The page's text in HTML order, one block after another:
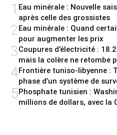
1 Eau minérale : Nouvelle
après celle des grossistes
2Eau minérale : Quand
pour augmenter les prix
3Coupures d’électricité :
mais la colère ne retombe
4Frontière tuniso-libyenne :
phase d’un système de
5Phosphate tunisien :
millions de dollars, avec la